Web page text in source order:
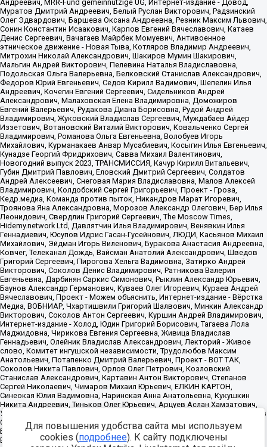
Для повышения удобства сайта мы используем
cookies (подробнее). К сайту подключены